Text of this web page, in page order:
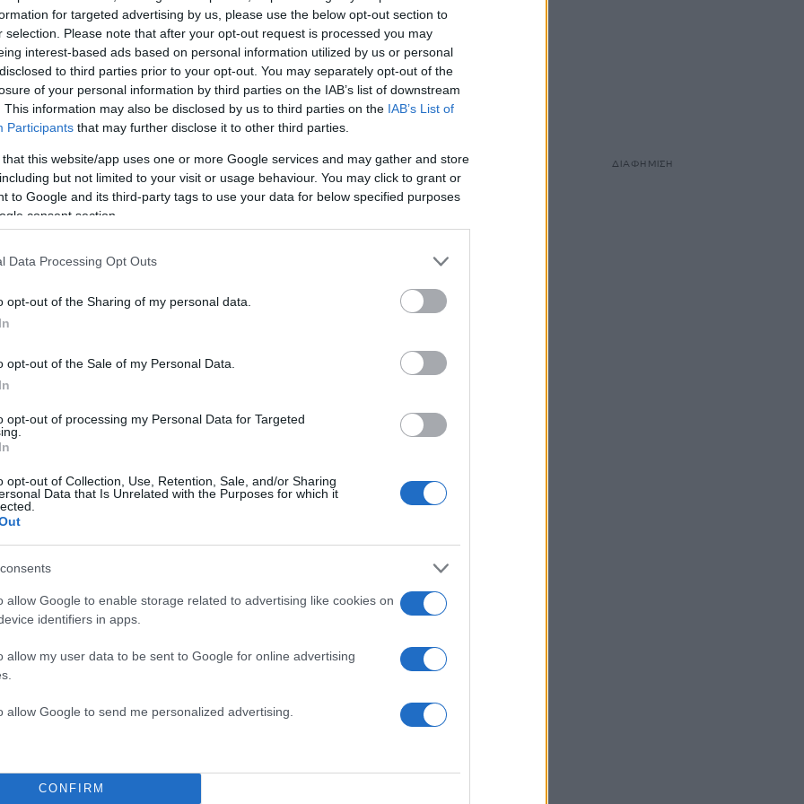
for targeted advertising by us, please use the below opt-out section to
selection. Please note that after your opt-out request is processed you may
interest-based ads based on personal information utilized by us or personal
to third parties prior to your opt-out. You may separately opt-out of the
of your personal information by third parties on the IAB’s list of downstream
This information may also be disclosed by us to third parties on the IAB’s List of
Participants that may further disclose it to other third parties.
that this website/app uses one or more Google services and may gather and store
but not limited to your visit or usage behaviour. You may click to grant or
to Google and its third-party tags to use your data for below specified purposes
consent section.
Data Processing Opt Outs
opt-out of the Sharing of my personal data.
opt-out of the Sale of my Personal Data.
opt-out of processing my Personal Data for Targeted
opt-out of Collection, Use, Retention, Sale, and/or Sharing
Data that Is Unrelated with the Purposes for which it
allow Google to enable storage related to advertising like cookies on
identifiers in apps.
allow my user data to be sent to Google for online advertising
allow Google to send me personalized advertising.
CONFIRM
ΔΙΑΦΗΜΙΣΗ
– 14.300
ΔΙΑΦΗΜΙΣΗ
ΔΙΑΦΗΜΙΣΗ